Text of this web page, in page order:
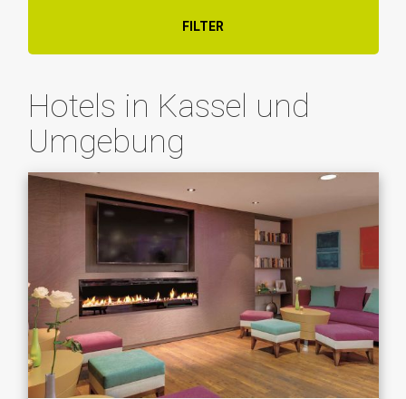
FILTER
Hotels in Kassel und
Umgebung